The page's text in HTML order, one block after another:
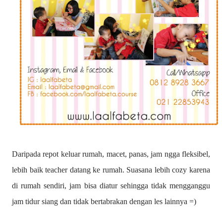
Daripada repot keluar rumah, macet, panas, jam ngga fleksibel,
lebih baik teacher datang ke rumah. Suasana lebih cozy karena
di rumah sendiri, jam bisa diatur sehingga tidak mengganggu
jam tidur siang dan tidak bertabrakan dengan les lainnya =)